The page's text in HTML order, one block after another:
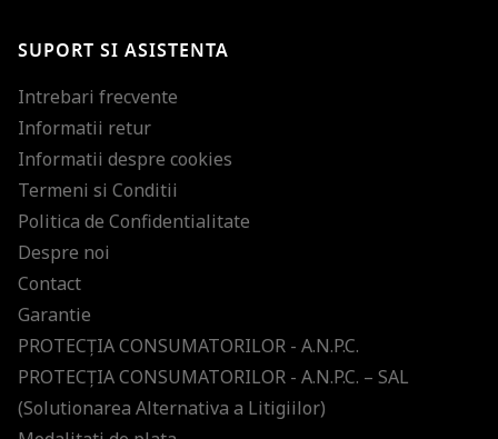
SUPORT SI ASISTENTA
Intrebari frecvente
Informatii retur
Informatii despre cookies
Termeni si Conditii
Politica de Confidentialitate
Despre noi
Contact
Garantie
PROTECŢIA CONSUMATORILOR - A.N.P.C.
PROTECŢIA CONSUMATORILOR - A.N.P.C. – SAL
(Solutionarea Alternativa a Litigiilor)